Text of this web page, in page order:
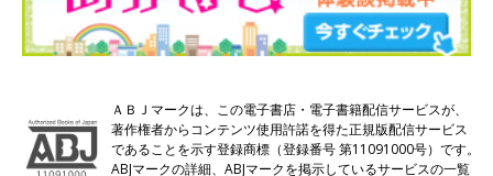
ＡＢＪマークは、この電子書店・電子書籍配信サービスが、
著作権者からコンテンツ使用許諾を得た正規版配信サービス
であることを示す登録商標（登録番号 第11091000号）です。
ABJマークの詳細、ABJマークを掲示しているサービスの一覧